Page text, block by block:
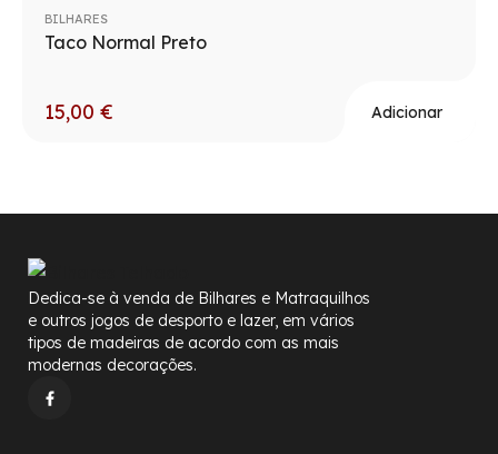
BILHARES
Taco Normal Preto
15,00 € Adicionar
Dedica-se à venda de Bilhares e Matraquilhos
e outros jogos de desporto e lazer, em vários
tipos de madeiras de acordo com as mais
modernas decorações.